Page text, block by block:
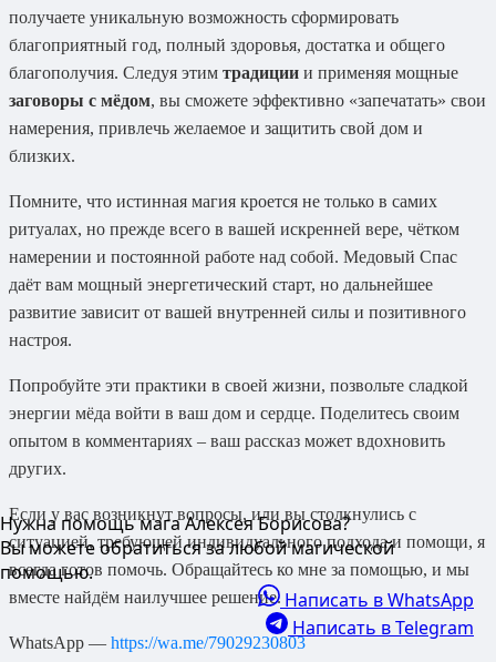
Нужна помощь мага Алексея Борисова?
Вы можете обратиться за любой магической
помощью.
Написать в WhatsApp
Написать в Telegram
получаете уникальную возможность сформировать
благоприятный год, полный здоровья, достатка и общего
благополучия. Следуя этим традиции и применяя мощные
заговоры с мёдом, вы сможете эффективно «запечатать» свои
намерения, привлечь желаемое и защитить свой дом и
близких.
Помните, что истинная магия кроется не только в самих
ритуалах, но прежде всего в вашей искренней вере, чётком
намерении и постоянной работе над собой. Медовый Спас
даёт вам мощный энергетический старт, но дальнейшее
развитие зависит от вашей внутренней силы и позитивного
настроя.
Попробуйте эти практики в своей жизни, позвольте сладкой
энергии мёда войти в ваш дом и сердце. Поделитесь своим
опытом в комментариях – ваш рассказ может вдохновить
других.
Если у вас возникнут вопросы, или вы столкнулись с
ситуацией, требующей индивидуального подхода и помощи, я
всегда готов помочь. Обращайтесь ко мне за помощью, и мы
вместе найдём наилучшее решение.
WhatsApp — https://wa.me/79029230803